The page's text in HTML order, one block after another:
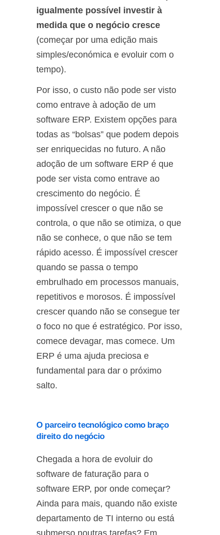
igualmente possível investir à
medida que o negócio cresce
(começar por uma edição mais
simples/económica e evoluir com o
tempo).
Por isso, o custo não pode ser visto
como entrave à adoção de um
software ERP. Existem opções para
todas as “bolsas” que podem depois
ser enriquecidas no futuro. A não
adoção de um software ERP é que
pode ser vista como entrave ao
crescimento do negócio. É
impossível crescer o que não se
controla, o que não se otimiza, o que
não se conhece, o que não se tem
rápido acesso. É impossível crescer
quando se passa o tempo
embrulhado em processos manuais,
repetitivos e morosos. É impossível
crescer quando não se consegue ter
o foco no que é estratégico. Por isso,
comece devagar, mas comece. Um
ERP é uma ajuda preciosa e
fundamental para dar o próximo
salto.
O parceiro tecnológico como braço
direito do negócio
Chegada a hora de evoluir do
software de faturação para o
software ERP, por onde começar?
Ainda para mais, quando não existe
departamento de TI interno ou está
submerso noutras tarefas? Em